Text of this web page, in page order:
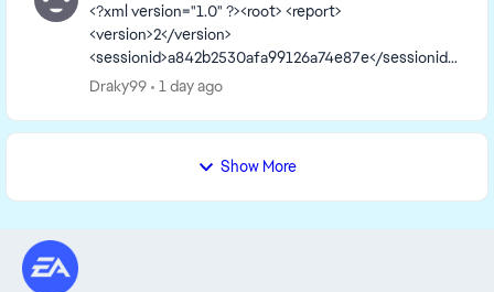
<?xml version="1.0" ?><root> <report>
<version>2</version>
<sessionid>a842b2530afa99126a74e87e</sessionid>
<type>desync</type>
<createtime>2026-08-06 16:09:38</createti...
Draky99 1 day ago
Show More